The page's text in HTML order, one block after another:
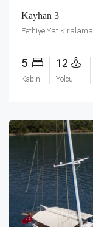
Kayhan 3
Fethiye Yat Kiralama
5
Kabin
12
Yolcu